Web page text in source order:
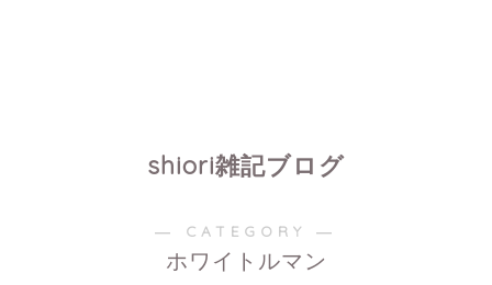
shiori雑記ブログ
― CATEGORY ―
ホワイトルマン